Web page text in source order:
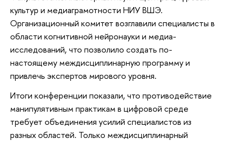
культур и медиаграмотности НИУ ВШЭ.
Организационный комитет возглавили специалисты в
области когнитивной нейронауки и медиа-
исследований, что позволило создать по-
настоящему междисциплинарную программу и
привлечь экспертов мирового уровня.
Итоги конференции показали, что противодействие
манипулятивным практикам в цифровой среде
требует объединения усилий специалистов из
разных областей. Только междисциплинарный